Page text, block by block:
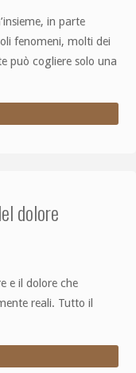
in parte
fenomeni, molti dei
può cogliere solo una
dolore
e il dolore che
reali. Tutto il